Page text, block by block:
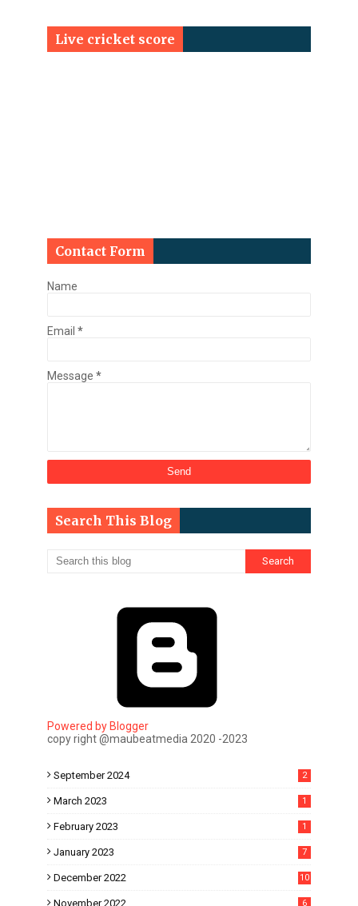
Live cricket score
Contact Form
Name
Email *
Message *
Search This Blog
Powered by Blogger
copy right @maubeatmedia 2020 -2023
September 2024 2
March 2023 1
February 2023 1
January 2023 7
December 2022 10
November 2022 6